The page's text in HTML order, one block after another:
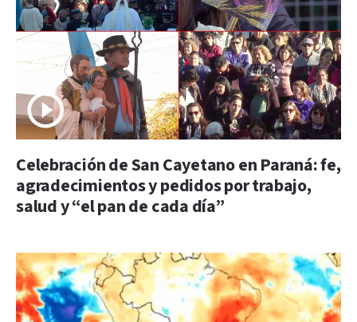
Celebración de San Cayetano en Paraná: fe,
agradecimientos y pedidos por trabajo,
salud y “el pan de cada día”